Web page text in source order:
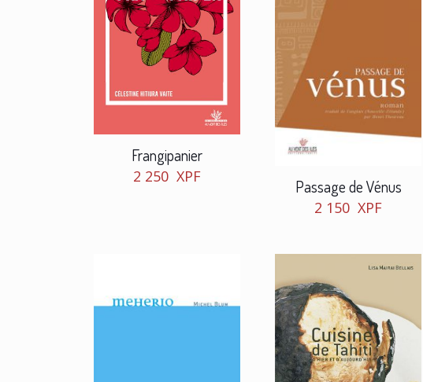
Frangipanier
2 250 XPF
Passage de Vénus
2 150 XPF